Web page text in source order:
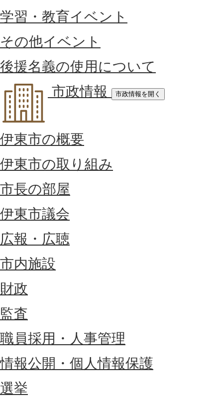
学習・教育イベント
その他イベント
後援名義の使用について
市政情報
市政情報を開く
伊東市の概要
伊東市の取り組み
市長の部屋
伊東市議会
広報・広聴
市内施設
財政
監査
職員採用・人事管理
情報公開・個人情報保護
選挙